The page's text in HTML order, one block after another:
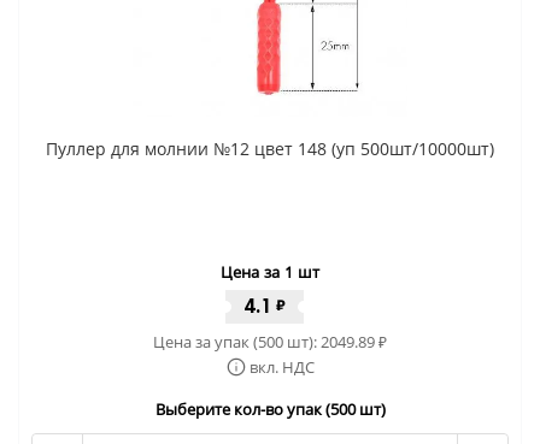
Пуллер для молнии №12 цвет 148 (уп 500шт/10000шт)
Цена за 1 шт
4.1 ₽
Цена за упак (500 шт):2049.89₽
вкл. НДС
Выберите кол-во упак (500 шт)